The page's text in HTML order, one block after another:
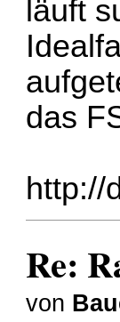
läuft
das
http://
Re:
von